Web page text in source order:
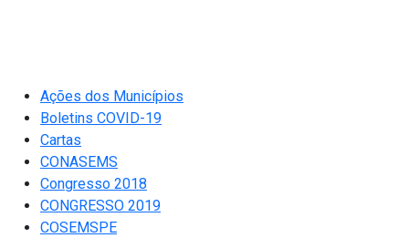
Ações dos Municípios
Boletins COVID-19
Cartas
CONASEMS
Congresso 2018
CONGRESSO 2019
COSEMSPE